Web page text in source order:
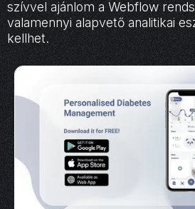
szívvel ajánlom a Webflow
valamennyi alapvető analitikai
kellhet.